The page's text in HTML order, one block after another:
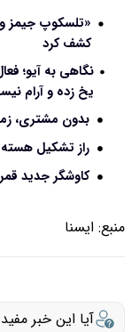
کشف کرد
نگاهی به آیو؛
یخ زده و آرام
بدون مشتری،
راز تشکیل
کاوشگر جدید
منبع: ايسنا
آیا این خبر